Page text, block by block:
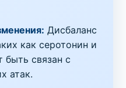
Дисбаланс
как серотонин и
быть связан с
атак.